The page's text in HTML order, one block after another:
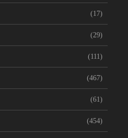
(17)
(29)
(111)
(467)
(61)
(454)